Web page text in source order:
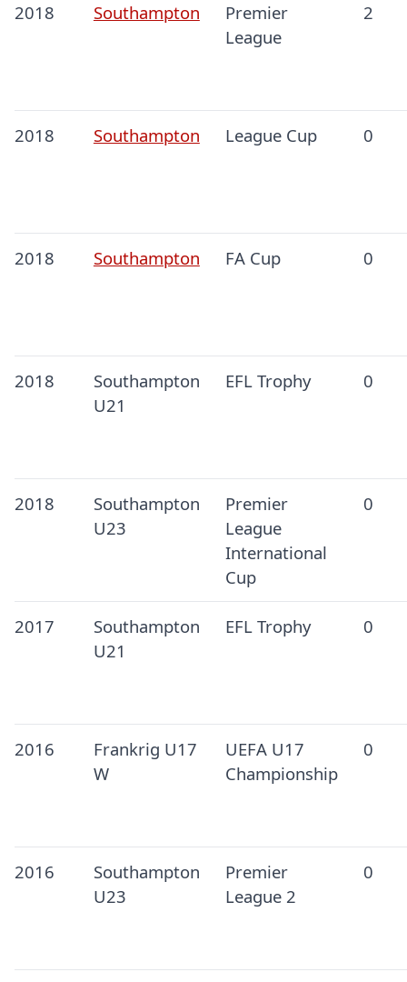
2018 Southampton
Premier
League
2
2018 Southampton League Cup 0
2018 Southampton FA Cup 0
2018
Southampton
U21
EFL Trophy 0
2018
Southampton
U23
Premier
League
International
Cup
0
2017
Southampton
U21
EFL Trophy 0
2016
Frankrig U17
W
UEFA U17
Championship
0
2016
Southampton
U23
Premier
League 2
0